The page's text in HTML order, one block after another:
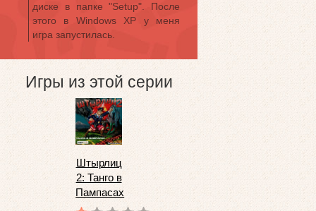
диске в папке "Setup". После
этого в Windows XP у меня
игра запустилась.
Игры из этой серии
Штырлиц
2: Танго в
Пампасах